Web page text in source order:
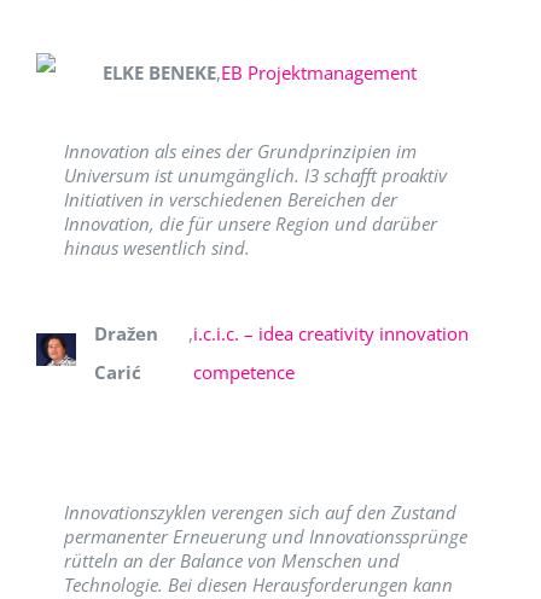
ELKE BENEKE,EB Projektmanagement
Innovation als eines der Grundprinzipien im
Universum ist unumgänglich. I3 schafft proaktiv
Initiativen in verschiedenen Bereichen der
Innovation, die für unsere Region und darüber
hinaus wesentlich sind.
Dražen
Carić
,i.c.i.c. – idea creativity innovation
competence
Innovationszyklen verengen sich auf den Zustand
permanenter Erneuerung und Innovationssprünge
rütteln an der Balance von Menschen und
Technologie. Bei diesen Herausforderungen kann